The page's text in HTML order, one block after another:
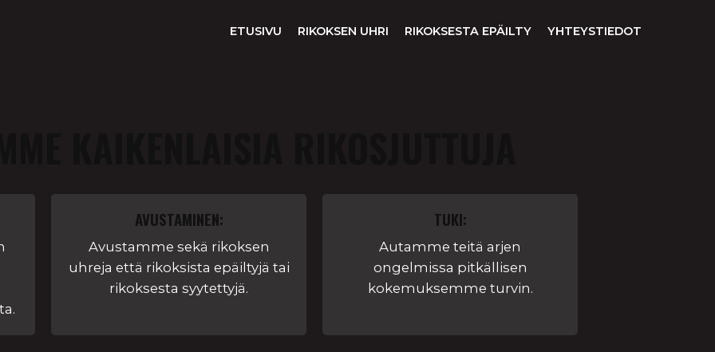
ETUSIVU RIKOKSEN UHRI RIKOKSESTA EPÄILTY YHTEYSTIEDOT
AVUSTAMINEN:
Avustamme sekä rikoksen
uhreja että rikoksista epäiltyjä tai
rikoksesta syytettyjä.
TUKI:
Autamme teitä arjen
ongelmissa pitkällisen
kokemuksemme turvin.